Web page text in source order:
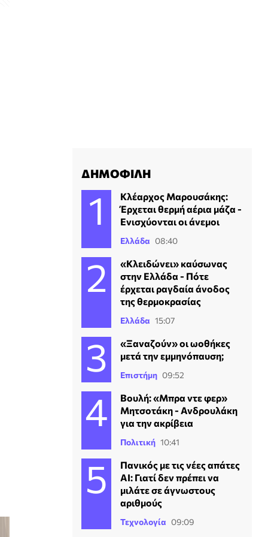
ΔΗΜΟΦΙΛΗ
Κλέαρχος Μαρουσάκης:
Έρχεται θερμή αέρια μάζα -
Ενισχύονται οι άνεμοι
Ελλάδα 08:40
«Κλειδώνει» καύσωνας
στην Ελλάδα - Πότε
έρχεται ραγδαία άνοδος
της θερμοκρασίας
Ελλάδα 15:07
«Ξαναζούν» οι ωοθήκες
μετά την εμμηνόπαυση;
Επιστήμη 09:52
Βουλή: «Μπρα ντε φερ»
Μητσοτάκη - Ανδρουλάκη
για την ακρίβεια
Πολιτική 10:41
Πανικός με τις νέες απάτες
ΑΙ: Γιατί δεν πρέπει να
μιλάτε σε άγνωστους
αριθμούς
Τεχνολογία 09:09